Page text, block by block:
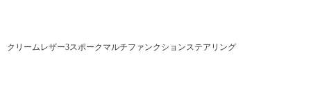
クリームレザー3スポークマルチファンクションステアリング